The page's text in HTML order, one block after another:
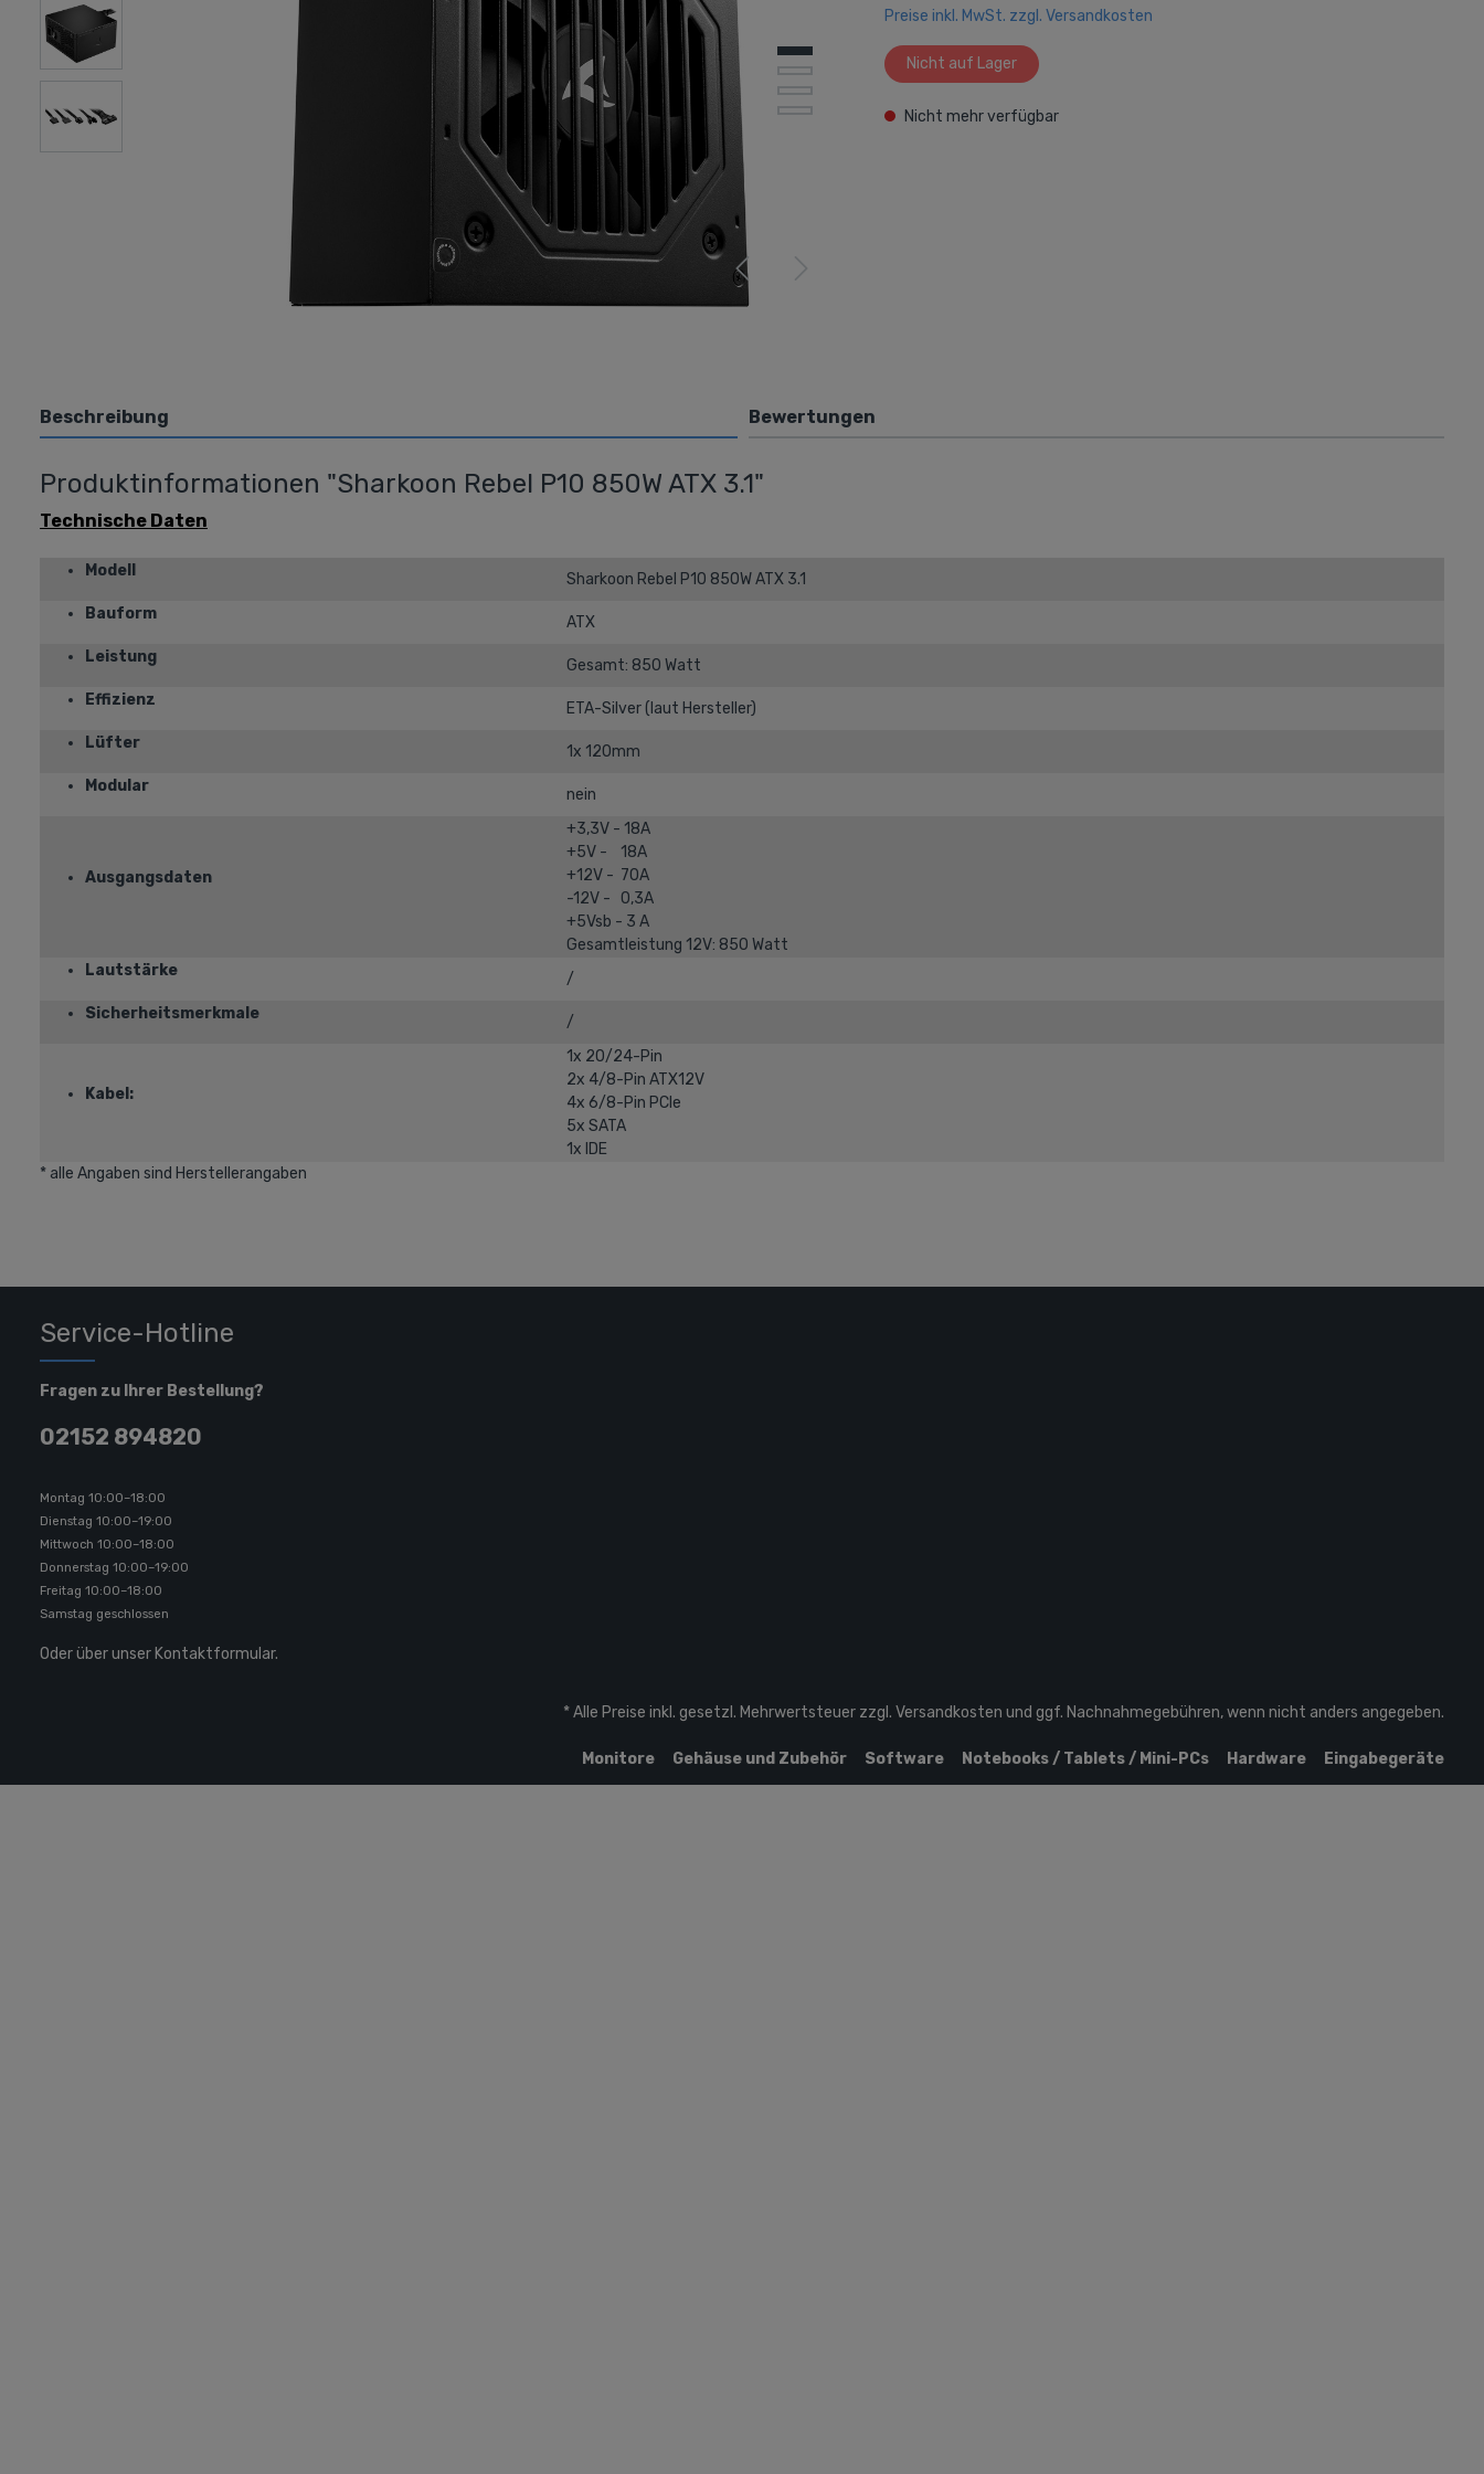
Grafikkarten
AMD
Nvidia
Laufwerke
USB/extern
Netzwerk / RouterPreise inkl. MwSt. zzgl. Versandkosten
Nicht auf Lager
Nicht mehr verfügbar
Beschreibung Bewertungen
Produktinformationen "Sharkoon Rebel P10 850W ATX 3.1"
Technische Daten
Modell
Sharkoon Rebel P10 850W ATX 3.1
Bauform
ATX
Leistung
Gesamt: 850 Watt
Effizienz
ETA-Silver (laut Hersteller)
Lüfter
1x 120mm
Modular
nein
Ausgangsdaten
+3,3V - 18A
+5V - 18A
+12V - 70A
-12V - 0,3A
+5Vsb - 3 A
Gesamtleistung 12V: 850 Watt
Lautstärke
/
Sicherheitsmerkmale
/
Kabel:
1x 20/​24-Pin
2x 4/​8-Pin ATX12V
4x 6/​8-Pin PCIe
5x SATA
1x IDE
* alle Angaben sind Herstellerangaben
Service-Hotline
Fragen zu Ihrer Bestellung?
02152 894820
Montag 10:00–18:00
Dienstag 10:00–19:00
Mittwoch 10:00–18:00
Donnerstag 10:00–19:00
Freitag 10:00–18:00
Samstag geschlossen
Oder über unser Kontaktformular.
* Alle Preise inkl. gesetzl. Mehrwertsteuer zzgl. Versandkosten und ggf. Nachnahmegebühren, wenn nicht anders angegeben.
Monitore Gehäuse und Zubehör Software Notebooks / Tablets / Mini-PCs Hardware Eingabegeräte